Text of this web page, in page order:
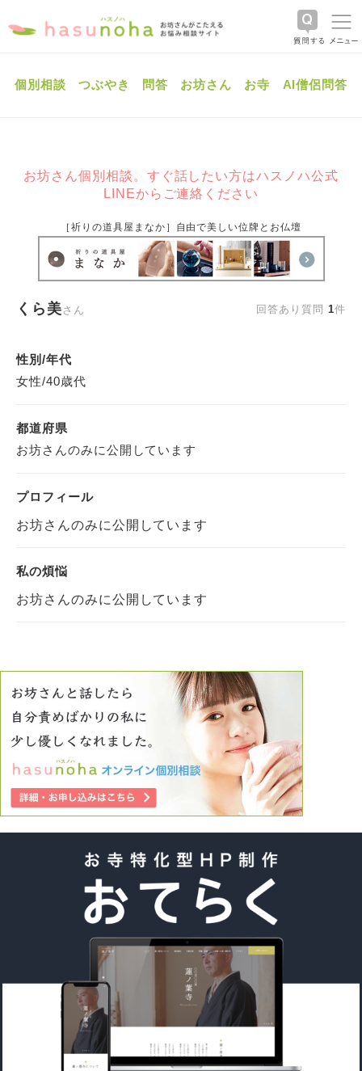
個別相談 つぶやき 問答 お坊さん お寺 AI僧侶問答
お坊さん個別相談。すぐ話したい方はハスノハ公式
LINEからご連絡ください
［祈りの道具屋まなか］自由で美しい位牌とお仏壇
くら美 さん 回答あり質問1件
性別/年代
女性/40歳代
都道府県
お坊さんのみに公開しています
プロフィール
お坊さんのみに公開しています
私の煩悩
お坊さんのみに公開しています